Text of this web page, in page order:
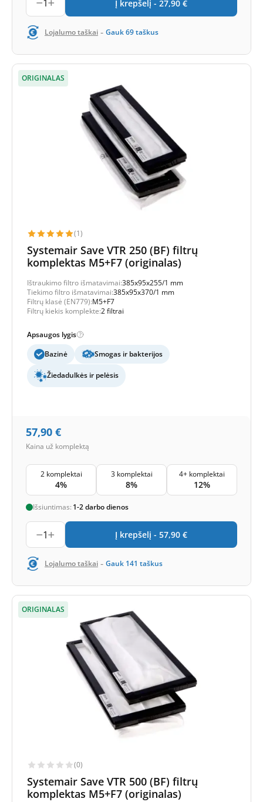
1 Į krepšelį - 27,90 €
Lojalumo taškai - Gauk69taškus
ORIGINALAS
(1)
Systemair Save VTR 250 (BF) filtrų
komplektas M5+F7 (originalas)
Ištraukimo filtro išmatavimai:385x95x255/1 mm
Tiekimo filtro išmatavimai:385x95x370/1 mm
Filtrų klasė (EN779):M5+F7
Filtrų kiekis komplekte:2 filtrai
Apsaugos lygis
Bazinė
Smogas ir bakterijos
Žiedadulkės ir pelėsis
57,90 €
Kaina už komplektą
2 komplektai
4%
3 komplektai
8%
4+ komplektai
12%
Išsiuntimas: 1-2 darbo dienos
1 Į krepšelį - 57,90 €
Lojalumo taškai - Gauk 141 taškus
ORIGINALAS
(0)
Systemair Save VTR 500 (BF) filtrų
komplektas M5+F7 (originalas)